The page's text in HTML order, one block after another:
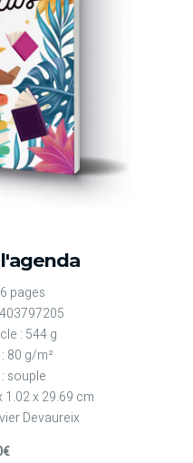
pages
: 544 g
80 g/m²
souple
1.02 x 29.69 cm
Devaureix